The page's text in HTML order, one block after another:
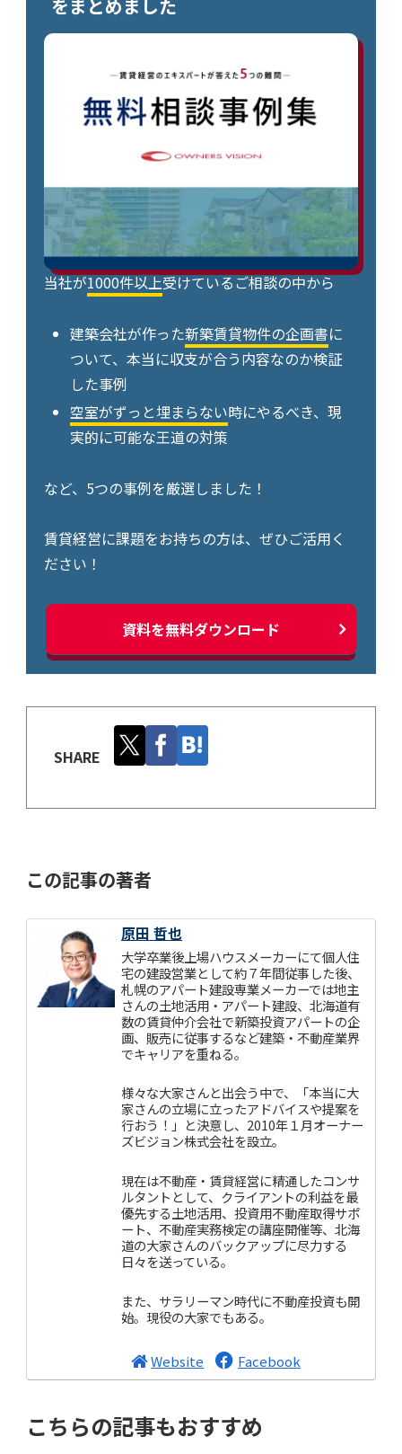
をまとめました
当社が1000件以上受けているご相談の中から
建築会社が作った新築賃貸物件の企画書に
ついて、本当に収支が合う内容なのか検証
した事例
空室がずっと埋まらない時にやるべき、現
実的に可能な王道の対策
など、5つの事例を厳選しました！
賃貸経営に課題をお持ちの方は、ぜひご活用く
ださい！
資料を無料ダウンロード
SHARE
この記事の著者
原田 哲也
大学卒業後上場ハウスメーカーにて個人住
宅の建設営業として約７年間従事した後、
札幌のアパート建設専業メーカーでは地主
さんの土地活用・アパート建設、北海道有
数の賃貸仲介会社で新築投資アパートの企
画、販売に従事するなど建築・不動産業界
でキャリアを重ねる。
様々な大家さんと出会う中で、「本当に大
家さんの立場に立ったアドバイスや提案を
行おう！」と決意し、2010年１月オーナー
ズビジョン株式会社を設立。
現在は不動産・賃貸経営に精通したコンサ
ルタントとして、クライアントの利益を最
優先する土地活用、投資用不動産取得サポ
ート、不動産実務検定の講座開催等、北海
道の大家さんのバックアップに尽力する
日々を送っている。
また、サラリーマン時代に不動産投資も開
始。現役の大家でもある。
Website Facebook
こちらの記事もおすすめ